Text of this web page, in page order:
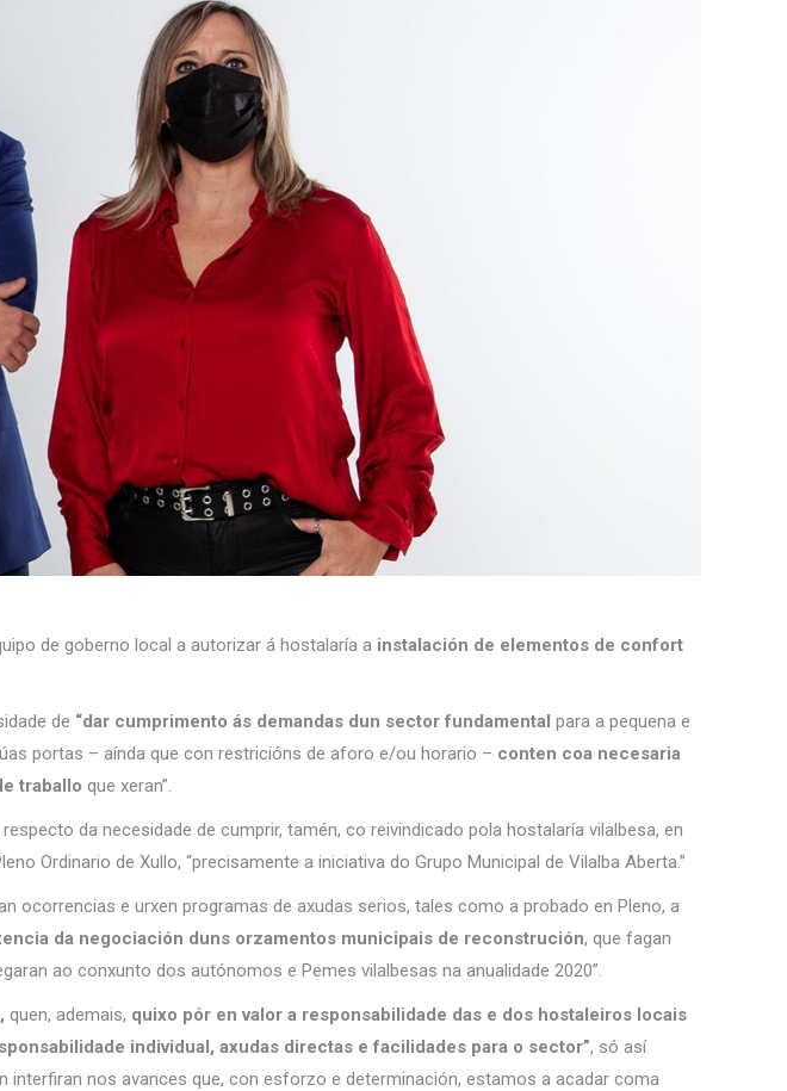
de goberno local a autorizar á hostalaría a instalación de elementos de confort
de “dar cumprimento ás demandas dun sector fundamental para a pequena e
portas – aínda que con restricións de aforo e/ou horario – conten coa necesaria
traballo que xeran”.
da necesidade de cumprir, tamén, co reivindicado pola hostalaría vilalbesa, en
Ordinario de Xullo, “precisamente a iniciativa do Grupo Municipal de Vilalba Aberta.”
ocorrencias e urxen programas de axudas serios, tales como a probado en Pleno, a
da negociación duns orzamentos municipais de reconstrución, que fagan
ao conxunto dos autónomos e Pemes vilalbesas na anualidade 2020”.
quen, ademais, quixo pór en valor a responsabilidade das e dos hostaleiros locais
individual, axudas directas e facilidades para o sector”, só así
nos avances que, con esforzo e determinación, estamos a acadar coma